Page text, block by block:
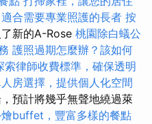
合需要專業照護的長者 按
新的A-Rose 桃園除白蟻公
護照過期怎麼辦？該如何
索律師收費標準，確保透明
房選擇，提供個人化空間
預計將幾乎無聲地繞過萊
buffet，豐富多樣的餐點